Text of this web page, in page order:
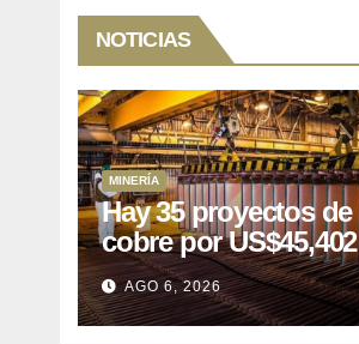
NOTICIAS
MINERÍA
Hay 35 proyectos de
cobre por US$45,402
millones que Perú
puede aprovechar
AGO 6, 2026